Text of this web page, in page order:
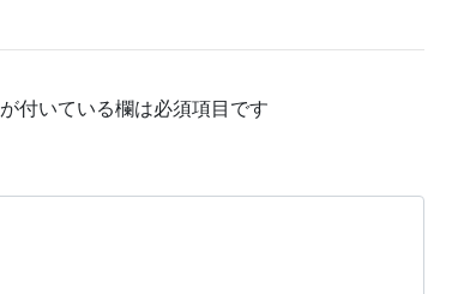
が付いている欄は必須項目です